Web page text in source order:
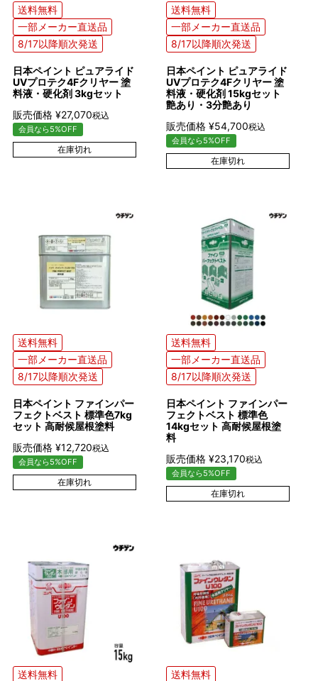
送料無料
一部メーカー直送品
8/17以降順次発送
日本ペイント ピュアライド
UVプロテク4Fクリヤー 塗
料液・硬化剤 3kgセット
販売価格 ¥27,070税込
会員なら5%OFF
在庫切れ
送料無料
一部メーカー直送品
8/17以降順次発送
日本ペイント ピュアライド
UVプロテク4Fクリヤー 塗
料液・硬化剤 15kgセット
艶あり・3分艶あり
販売価格 ¥54,700税込
会員なら5%OFF
在庫切れ
送料無料
一部メーカー直送品
8/17以降順次発送
日本ペイント ファインパー
フェクトベスト 標準色7kg
セット 高耐候屋根塗料
販売価格 ¥12,720税込
会員なら5%OFF
在庫切れ
送料無料
一部メーカー直送品
8/17以降順次発送
日本ペイント ファインパー
フェクトベスト 標準色
14kgセット 高耐候屋根塗
料
販売価格 ¥23,170税込
会員なら5%OFF
在庫切れ
送料無料
送料無料